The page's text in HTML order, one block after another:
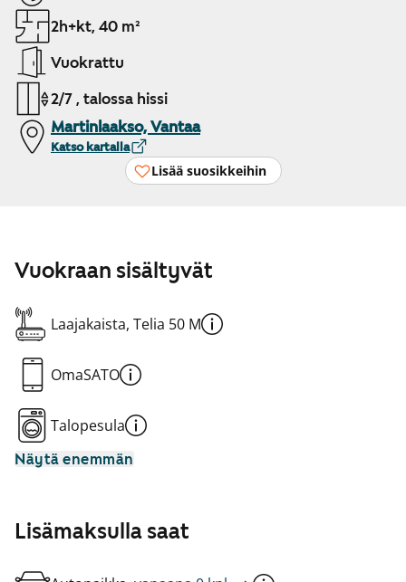
2h+kt, 40 m²
Vuokrattu
2/7 , talossa hissi
Martinlaakso, Vantaa
Katso kartalla
Lisää suosikkeihin
Vuokraan sisältyvät
Laajakaista, Telia 50 M
OmaSATO
Talopesula
Näytä enemmän
Lisämaksulla saat